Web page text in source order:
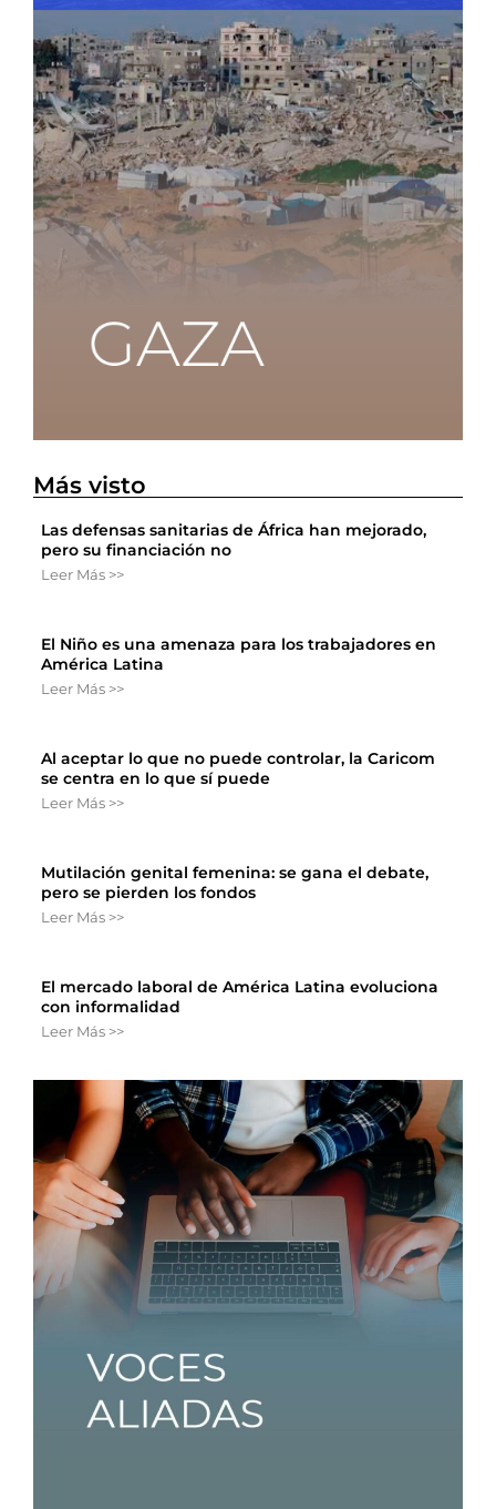
Más visto
Las defensas sanitarias de África han mejorado,
pero su financiación no
Leer Más >>
El Niño es una amenaza para los trabajadores en
América Latina
Leer Más >>
Al aceptar lo que no puede controlar, la Caricom
se centra en lo que sí puede
Leer Más >>
Mutilación genital femenina: se gana el debate,
pero se pierden los fondos
Leer Más >>
El mercado laboral de América Latina evoluciona
con informalidad
Leer Más >>